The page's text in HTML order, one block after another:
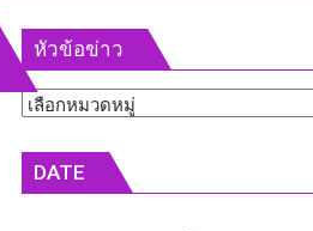
หัวข้อข่าว
หัวข้อ
DATE